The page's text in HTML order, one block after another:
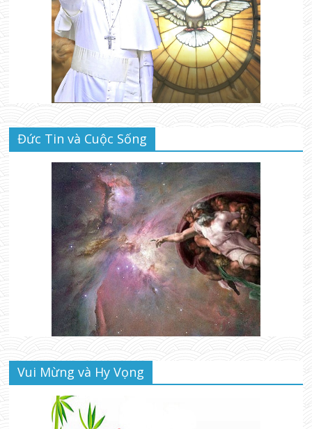
Đức Tin và Cuộc Sống
Vui Mừng và Hy Vọng